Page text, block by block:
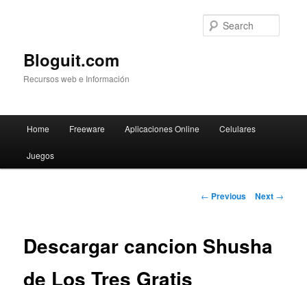
Bloguit.com
Recursos web e Información
Skip
to
Home Freeware Aplicaciones Online Celulares
Juegos
Post
← Previous Next →
Descargar cancion Shusha
de Los Tres Gratis